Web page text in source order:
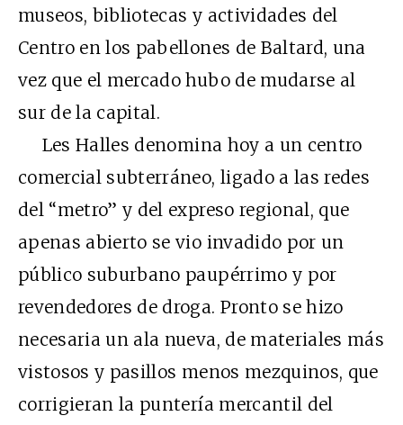
museos, bibliotecas y actividades del
Centro en los pabellones de Baltard, una
vez que el mercado hubo de mudarse al
sur de la capital.
Les Halles denomina hoy a un centro
comercial subterráneo, ligado a las redes
del “metro” y del expreso regional, que
apenas abierto se vio invadido por un
público suburbano paupérrimo y por
revendedores de droga. Pronto se hizo
necesaria un ala nueva, de materiales más
vistosos y pasillos menos mezquinos, que
corrigieran la puntería mercantil del